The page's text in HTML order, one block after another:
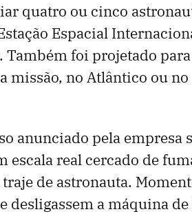
quatro ou cinco
Espacial
foi projetado
missão, no Atlântico ou no
anunciado pela empresa
escala real cercado de
de astronauta.
desligassem a máquina